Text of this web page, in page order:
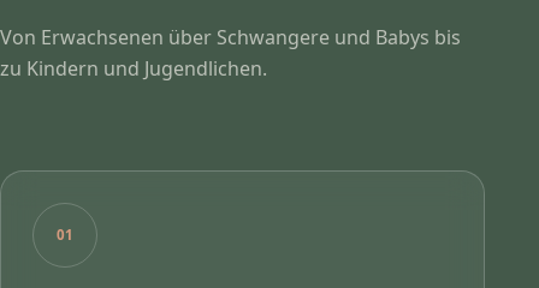
Von Erwachsenen über Schwangere und Babys bis
zu Kindern und Jugendlichen.
01